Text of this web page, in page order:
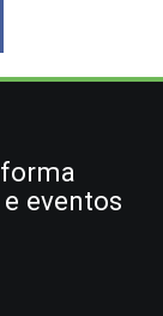
eventos